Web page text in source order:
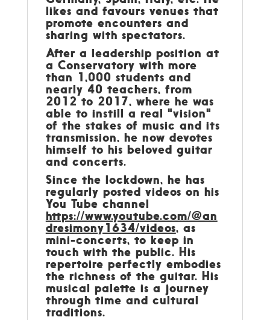
likes and favours venues that
promote encounters and
sharing with spectators.
After a leadership position at
a Conservatory with more
than 1,000 students and
nearly 40 teachers, from
2012 to 2017, where he was
able to instill a real "vision"
of the stakes of music and its
transmission, he now devotes
himself to his beloved guitar
and concerts.
Since the lockdown, he has
regularly posted videos on his
You Tube channel
https://www.youtube.com/@an
dresimony1634/videos, as
mini-concerts, to keep in
touch with the public. His
repertoire perfectly embodies
the richness of the guitar. His
musical palette is a journey
through time and cultural
traditions.